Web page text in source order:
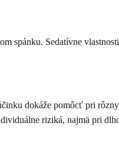
spánku. Sedatívne
dokáže pomôcť pri
riziká, najmä pri